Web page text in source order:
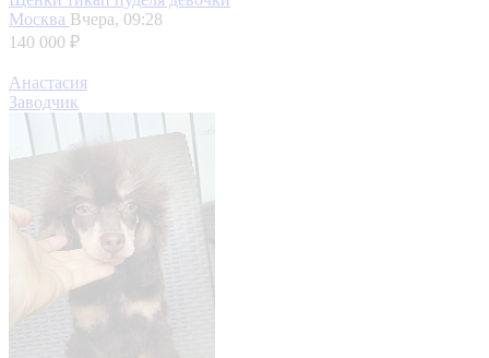
Москва Вчера, 09:28
140 000 ₽
Анастасия
Заводчик